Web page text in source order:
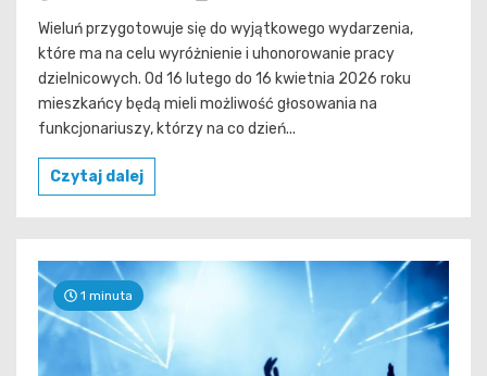
Wieluń przygotowuje się do wyjątkowego wydarzenia,
które ma na celu wyróżnienie i uhonorowanie pracy
dzielnicowych. Od 16 lutego do 16 kwietnia 2026 roku
mieszkańcy będą mieli możliwość głosowania na
funkcjonariuszy, którzy na co dzień...
Czytaj dalej
1 minuta